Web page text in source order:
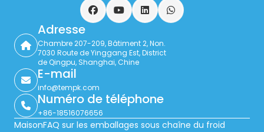
FacebookYouTubeLinkedInWhatsApp
Adresse
Chambre 207-209, Bâtiment 2, Non.
7030 Route de Yinggang Est, District
de Qingpu, Shanghai, Chine
E-mail
info@tempk.com
Numéro de téléphone
+86-18516076656
MaisonFAQ sur les emballages sous chaîne du froid